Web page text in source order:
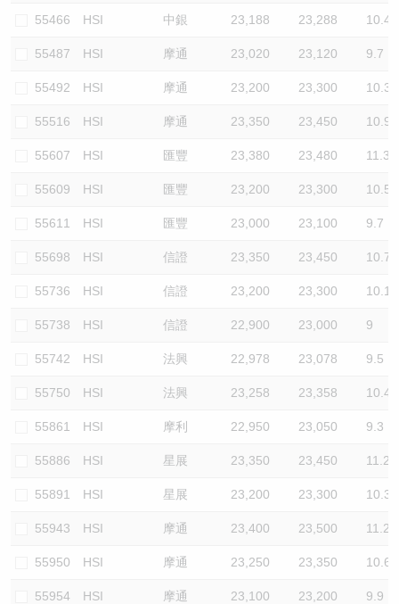
55466 HSI 中銀 23,188 23,288 10.4
55487 HSI 摩通 23,020 23,120 9.7
55492 HSI 摩通 23,200 23,300 10.3
55516 HSI 摩通 23,350 23,450 10.9
55607 HSI 匯豐 23,380 23,480 11.3
55609 HSI 匯豐 23,200 23,300 10.5
55611 HSI 匯豐 23,000 23,100 9.7
55698 HSI 信證 23,350 23,450 10.7
55736 HSI 信證 23,200 23,300 10.1
55738 HSI 信證 22,900 23,000 9
55742 HSI 法興 22,978 23,078 9.5
55750 HSI 法興 23,258 23,358 10.4
55861 HSI 摩利 22,950 23,050 9.3
55886 HSI 星展 23,350 23,450 11.2
55891 HSI 星展 23,200 23,300 10.3
55943 HSI 摩通 23,400 23,500 11.2
55950 HSI 摩通 23,250 23,350 10.6
55954 HSI 摩通 23,100 23,200 9.9